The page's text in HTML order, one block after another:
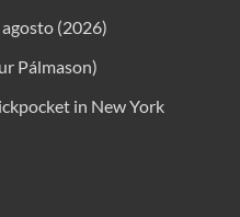
(2026)
Pálmason)
in New York